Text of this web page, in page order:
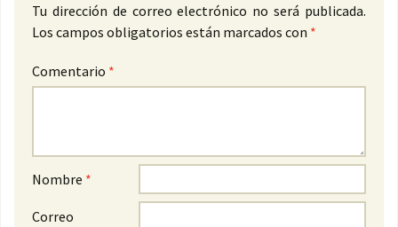
Tu dirección de correo electrónico no será publicada.
Los campos obligatorios están marcados con *
Comentario *
Nombre *
Correo